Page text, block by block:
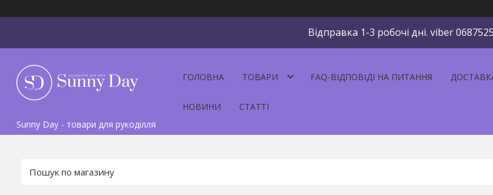
Відправка 1-3 робочі дні. viber
Sunny Day - товари для рукоділля
ГОЛОВНА ТОВАРИ FAQ-ВІДПОВІДІ НА ПИТАННЯ
НОВИНИ СТАТТІ